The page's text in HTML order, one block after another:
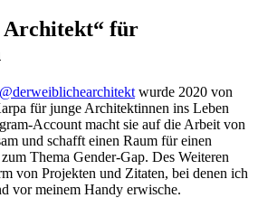
Architekt“ für
@derweiblichearchitekt wurde 2020 von
für junge Architektinnen ins Leben
Account macht sie auf die Arbeit von
und schafft einen Raum für einen
Thema Gender-Gap. Des Weiteren
von Projekten und Zitaten, bei denen ich
vor meinem Handy erwische.